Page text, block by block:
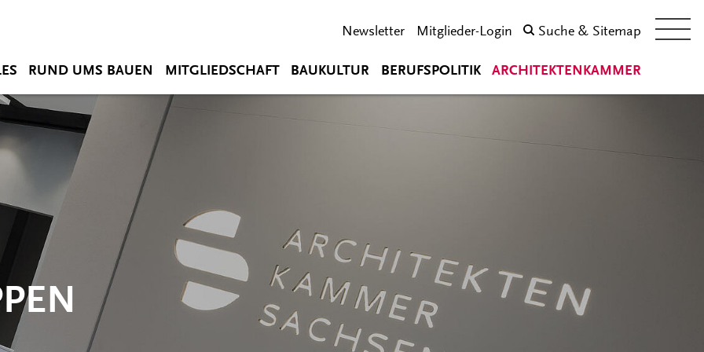
Newsletter Mitglieder-Login Suche & Sitemap
RUND UMS BAUEN MITGLIEDSCHAFT BAUKULTUR BERUFSPOLITIK ARCHITEKTENKAMMER